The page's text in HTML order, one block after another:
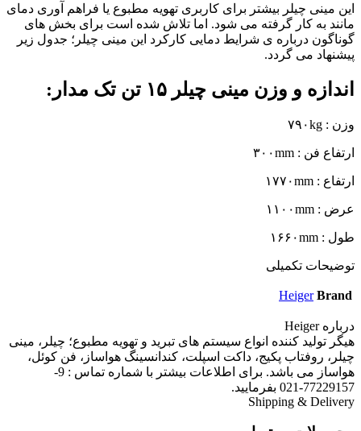
این مینی چیلر بیشتر برای کاربری تهویه مطبوع یا فراهم آوری دمای
مانند به کار گرفته می شود. اما تلاش شده است برای بخش های
گوناگون درباره ی شرایط دمایی کارکرد این مینی چیلر؛ جدول زیر
پیشنهاد می گردد.
اندازه و وزن مینی چیلر ۱۵ تن تک مدار:
وزن : ۷۹۰kg
ارتفاع فن : ۳۰۰mm
ارتفاع : ۱۷۷۰mm
عرض : ۱۱۰۰mm
طول : ۱۶۶۰mm
توضیحات تکمیلی
Brand
Heiger
درباره Heiger
هیگر تولید کننده انواع سیستم های تبرید و تهویه مطبوع؛ چیلر، مینی
چیلر، روفتاب پکیج، داکت اسپلت، کندانسینگ هواساز، فن کوئل،
هواساز می باشد. برای اطلاعات بیشتر با شماره تماس : 9-
77229157-021 بفرمایید.
Shipping & Delivery